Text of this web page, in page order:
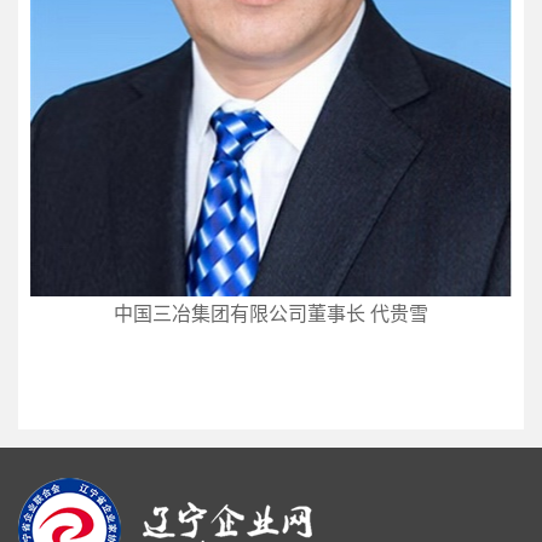
中国三冶集团有限公司董事长 代贵雪